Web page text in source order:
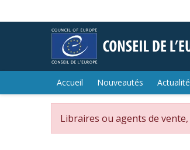
Accueil Nouveautés
Libraires ou agents de